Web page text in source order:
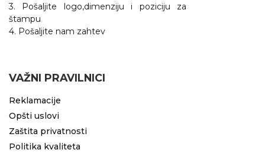
3. Pošaljite logo,dimenziju i poziciju za
štampu
4. Pošaljite nam zahtev
VAŽNI PRAVILNICI
Reklamacije
Opšti uslovi
Zaštita privatnosti
Politika kvaliteta